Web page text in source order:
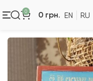
0 0 грн. EN RU